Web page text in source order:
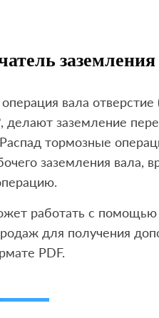
заземления
вала отверстие
делают заземление
тормозные
заземления вала,
работать с
для получения
PDF.